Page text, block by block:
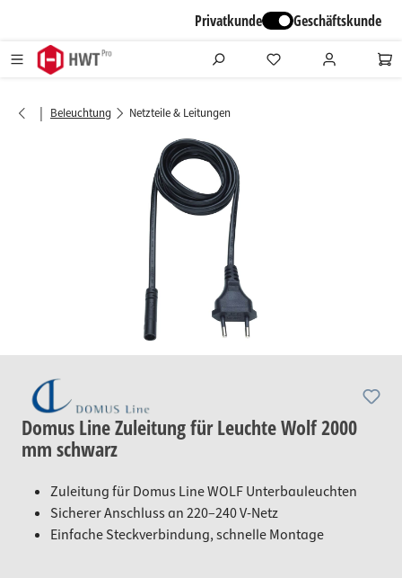
Privatkunde Geschäftskunde
| Beleuchtung Netzteile & Leitungen
Bildergalerie überspringen
Domus Line Zuleitung für Leuchte Wolf 2000
mm schwarz
Zuleitung für Domus Line WOLF Unterbauleuchten
Sicherer Anschluss an 220–240 V-Netz
Einfache Steckverbindung, schnelle Montage